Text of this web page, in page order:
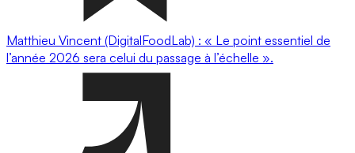
Matthieu Vincent (DigitalFoodLab) : « Le point essentiel de
l’année 2026 sera celui du passage à l’échelle ».